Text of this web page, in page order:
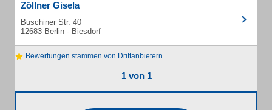
Zöllner Gisela
Buschiner Str. 40
12683 Berlin - Biesdorf
Bewertungen stammen von Drittanbietern
1 von 1